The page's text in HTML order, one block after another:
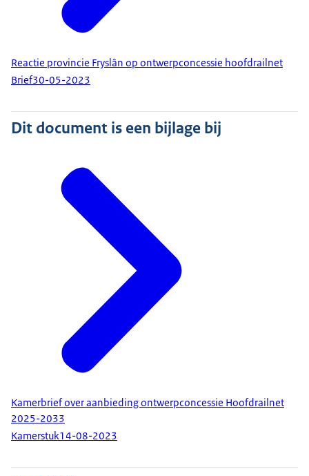
Reactie provincie Fryslân op ontwerpconcessie hoofdrailnet
Brief30-05-2023
Dit document is een bijlage bij
Kamerbrief over aanbieding ontwerpconcessie Hoofdrailnet
2025-2033
Kamerstuk14-08-2023